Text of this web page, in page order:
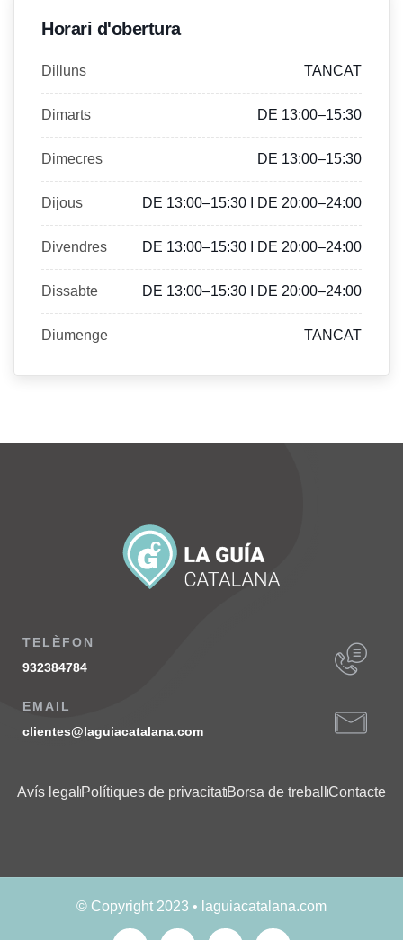
Horari d'obertura
Dilluns TANCAT
Dimarts DE 13:00–15:30
Dimecres DE 13:00–15:30
Dijous DE 13:00–15:30 I DE 20:00–24:00
Divendres DE 13:00–15:30 I DE 20:00–24:00
Dissabte DE 13:00–15:30 I DE 20:00–24:00
Diumenge TANCAT
TELÈFON
932384784
EMAIL
clientes@laguiacatalana.com
Avís legal Polítiques de privacitatBorsa de treball Contacte
© Copyright 2023 • laguiacatalana.com